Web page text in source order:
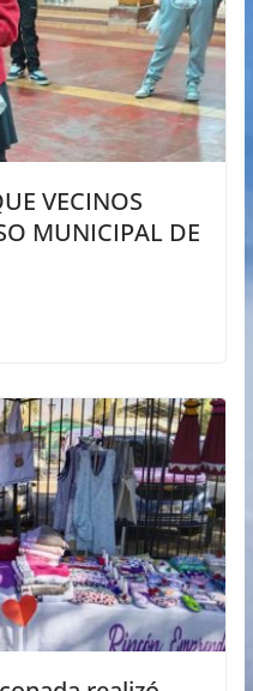
VECINOS
MUNICIPAL DE